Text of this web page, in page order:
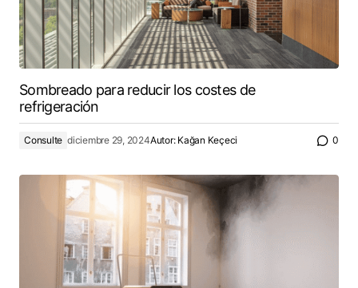
Sombreado para reducir los costes de
refrigeración
Consulte diciembre 29, 2024Autor: Kağan Keçeci 0